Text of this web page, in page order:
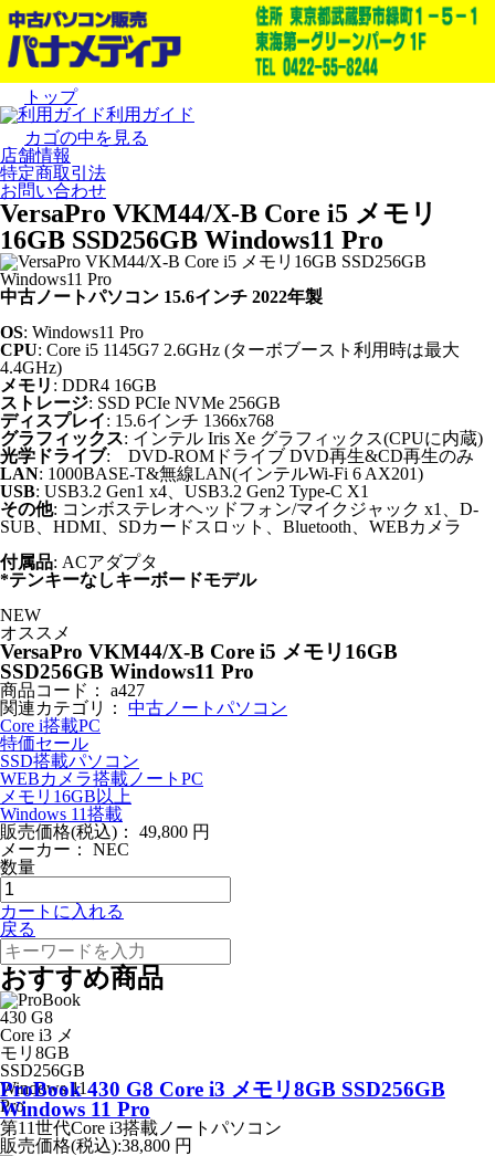
トップ
利用ガイド
カゴの中を見る
店舗情報
特定商取引法
お問い合わせ
VersaPro VKM44/X-B Core i5 メモリ
16GB SSD256GB Windows11 Pro
中古ノートパソコン 15.6インチ 2022年製
OS: Windows11 Pro
CPU: Core i5 1145G7 2.6GHz (ターボブースト利用時は最大
4.4GHz)
メモリ : DDR4 16GB
ストレージ: SSD PCIe NVMe 256GB
ディスプレイ: 15.6インチ 1366x768
グラフィックス: インテル Iris Xe グラフィックス(CPUに内蔵)
光学ドライブ: DVD-ROMドライブ DVD再生&CD再生のみ
LAN: 1000BASE-T&無線LAN(インテルWi-Fi 6 AX201)
USB: USB3.2 Gen1 x4、USB3.2 Gen2 Type-C X1
その他: コンボステレオヘッドフォン/マイクジャック x1、D-
SUB、HDMI、SDカードスロット、Bluetooth、WEBカメラ
付属品: ACアダプタ
*テンキーなしキーボードモデル
NEW
オススメ
VersaPro VKM44/X-B Core i5 メモリ16GB
SSD256GB Windows11 Pro
商品コード：
a427
関連カテゴリ：
中古ノートパソコン
Core i搭載PC
特価セール
SSD搭載パソコン
WEBカメラ搭載ノートPC
メモリ16GB以上
Windows 11搭載
販売価格(税込)：
49,800 円
メーカー：
NEC
数量
カートに入れる
戻る
おすすめ商品
ProBook 430 G8 Core i3 メモリ8GB SSD256GB
Windows 11 Pro
第11世代Core i3搭載ノートパソコン
販売価格(税込):38,800 円